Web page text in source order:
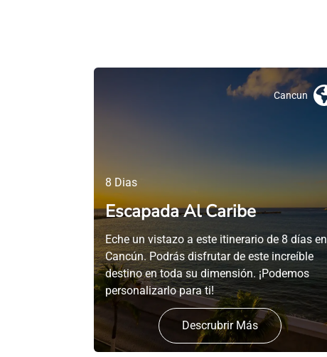
Cancun
8 Dias
Escapada Al Caribe
Eche un vistazo a este itinerario de 8 días en
Cancún. Podrás disfrutar de este increíble
destino en toda su dimensión. ¡Podemos
personalizarlo para ti!
Descrubrir Más